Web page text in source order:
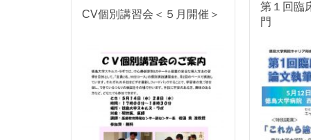
CV個別講習会＜５月開催＞
第１回臨
門